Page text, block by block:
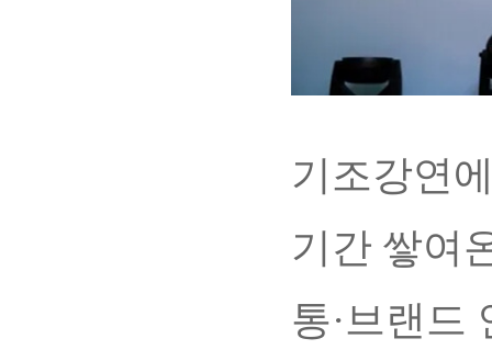
기조강연
기간 쌓여
통·브랜드